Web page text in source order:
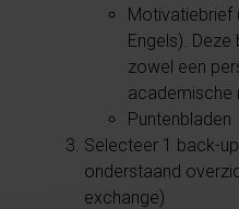
Motivatiebrief
Engels).
zowel een
academische
Puntenbladen
Selecteer 1 back-
onderstaand
exchange)